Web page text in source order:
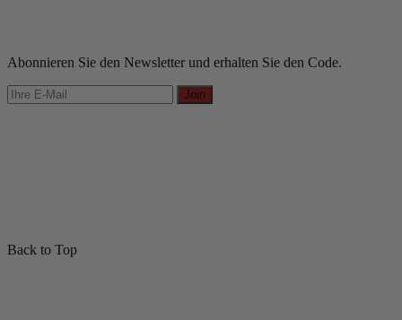
Abonnieren Sie den Newsletter und erhalten Sie den Code.
Join
Back to Top